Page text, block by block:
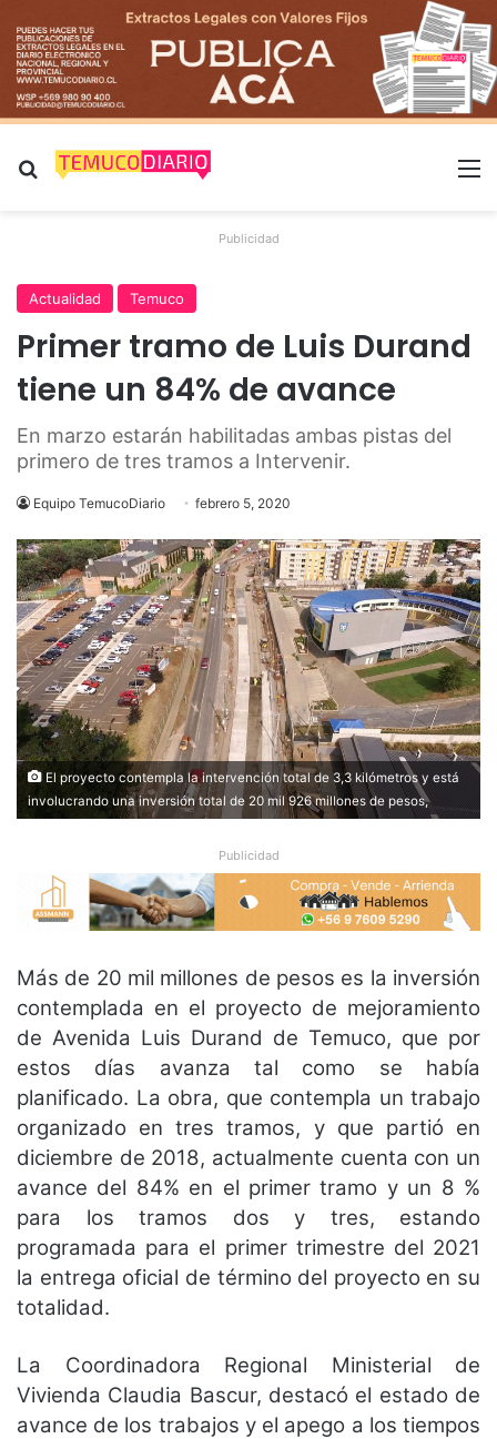
Buscar por
Publicidad
Actualidad Temuco
Primer tramo de Luis Durand
tiene un 84% de avance
En marzo estarán habilitadas ambas pistas del
primero de tres tramos a Intervenir.
Equipo TemucoDiario febrero 5, 2020
El proyecto contempla la intervención total de 3,3 kilómetros y está
involucrando una inversión total de 20 mil 926 millones de pesos,
Publicidad
Más de 20 mil millones de pesos es la inversión
contemplada en el proyecto de mejoramiento
de Avenida Luis Durand de Temuco, que por
estos días avanza tal como se había
planificado. La obra, que contempla un trabajo
organizado en tres tramos, y que partió en
diciembre de 2018, actualmente cuenta con un
avance del 84% en el primer tramo y un 8 %
para los tramos dos y tres, estando
programada para el primer trimestre del 2021
la entrega oficial de término del proyecto en su
totalidad.
La Coordinadora Regional Ministerial de
Vivienda Claudia Bascur, destacó el estado de
avance de los trabajos y el apego a los tiempos